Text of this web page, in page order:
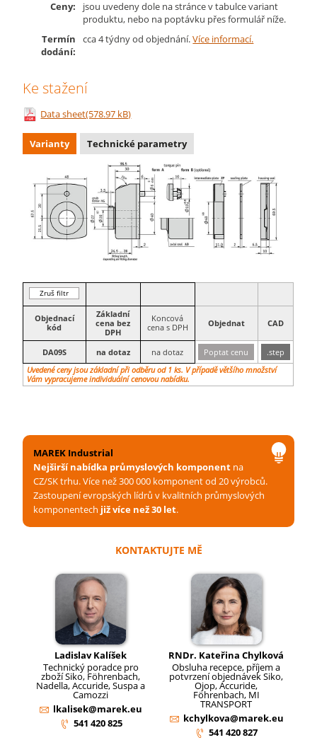
Ceny:
jsou uvedeny dole na stránce v tabulce variant
produktu, nebo na poptávku přes formulář níže.
Termín
dodání:
cca 4 týdny od objednání.Více informací.
Ke stažení
Data sheet(578.97 kB)
Varianty Technické parametry
Zruš filtr
Objednací
kód
Základní
cena bez
DPH
Koncová
cena s DPH
Objednat CAD
DA09S na dotaz na dotaz Poptat cenu
.step
Uvedené ceny jsou základní při odběru od 1 ks. V případě většího množství
Vám vypracujeme individuální cenovou nabídku.
MAREK Industrial
Nejširší nabídka průmyslových komponent na
CZ/SK trhu. Více než 300 000 komponent od 20 výrobců.
Zastoupení evropských lídrů v kvalitních průmyslových
komponentech již více než 30 let.
KONTAKTUJTE MĚ
Ladislav Kalíšek
Technický poradce pro
zboží Siko, Föhrenbach,
Nadella, Accuride, Suspa a
Camozzi
lkalisek@marek.eu
541 420 825
RNDr. Kateřina Chylková
Obsluha recepce, příjem a
potvrzení objednávek Siko,
Ojop, Accuride,
Föhrenbach, MI
TRANSPORT
kchylkova@marek.eu
541 420 827